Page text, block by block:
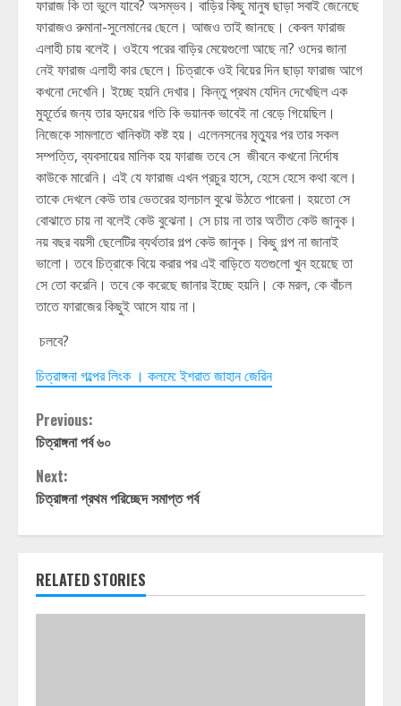
ফারাজ কি তা ভুলে যাবে? অসম্ভব। বাড়ির কিছু মানুষ ছাড়া সবাই জেনেছে
ফারাজও রুমানা-সুলেমানের ছেলে। আজও তাই জানছে। কেবল ফারাজ
এলাহী চায় বলেই। ওইযে পরের বাড়ির মেয়েগুলো আছে না? ওদের জানা
নেই ফারাজ এলাহী কার ছেলে। চিত্রাকে ওই বিয়ের দিন ছাড়া ফারাজ আগে
কখনো দেখেনি। ইচ্ছে হয়নি দেখার। কিন্তু প্রথম যেদিন দেখেছিল এক
মুহূর্তের জন্য তার হৃদয়ের গতি কি ভয়ানক ভাবেই না বেড়ে গিয়েছিল।
নিজেকে সামলাতে খানিকটা কষ্ট হয়। এলেনসনের মৃত্যুর পর তার সকল
সম্পত্তি, ব্যবসায়ের মালিক হয় ফারাজ তবে সে জীবনে কখনো নির্দোষ
কাউকে মারেনি। এই যে ফারাজ এখন প্রচুর হাসে, হেসে হেসে কথা বলে।
তাকে দেখলে কেউ তার ভেতরের হালচাল বুঝে উঠতে পারেনা। হয়তো সে
বোঝাতে চায় না বলেই কেউ বুঝেনা। সে চায় না তার অতীত কেউ জানুক।
নয় বছর বয়সী ছেলেটির ব্যর্থতার গল্প কেউ জানুক। কিছু গল্প না জানাই
ভালো। তবে চিত্রাকে বিয়ে করার পর এই বাড়িতে যতগুলো খুন হয়েছে তা
সে তো করেনি। তবে কে করেছে জানার ইচ্ছে হয়নি। কে মরল, কে বাঁচল
তাতে ফারাজের কিছুই আসে যায় না।
চলবে?
চিত্রাঙ্গনা গল্পের লিংক । কলমে: ইশরাত জাহান জেরিন
Continue
Reading
Previous:
চিত্রাঙ্গনা পর্ব ৬০
Next:
চিত্রাঙ্গনা প্রথম পরিচ্ছেদ সমাপ্ত পর্ব
RELATED STORIES